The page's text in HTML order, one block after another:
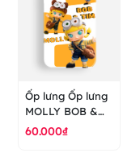
Ốp lưng Ốp lưng
MOLLY BOB &
TIM POPMART -
60.000₫